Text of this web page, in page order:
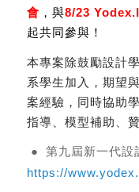
會 ，與8/23
起共同參與！
本專案除鼓勵設計
系學生加入，期望
案經驗，同時協助
指導、模型補助、
●
第九屆新一代設
https://